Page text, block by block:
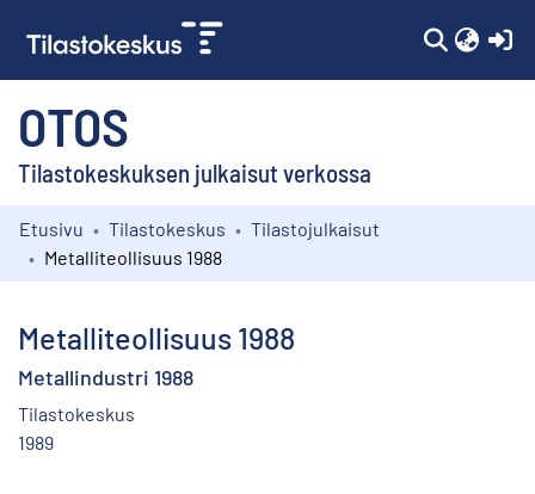
OTOS
Tilastokeskuksen julkaisut verkossa
Kokoelmat
Etusivu Tilastokeskus
Tilastojulkaisut
Metalliteollisuus 1988
Metalliteollisuus 1988
Metallindustri 1988
Tilastokeskus
1989